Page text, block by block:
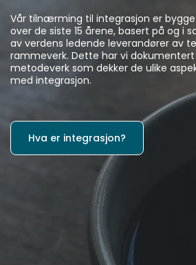
Vår tilnærming til integrasjon er
over de siste 15 årene, basert på og i
av verdens ledende leverandører av
rammeverk. Dette har vi
metodeverk som dekker de ulike
med integrasjon.
Hva er integrasjon?